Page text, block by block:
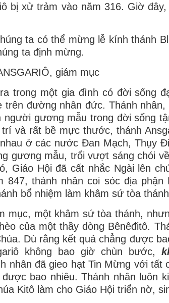
bị xử trảm vào năm 316. Giờ
ta có thể mừng lễ kính thánh
ta định mừng.
giám mục
trong một gia đình có đời sống
trên đường nhân đức. Thánh
người gương mẫu trong đời sống
trí và rất bề mực thước, thánh
ở các nước Đan Mạch, Thụy
gương mẫu, trổi vượt sáng chói
Giáo Hội đã cất nhắc Ngài lên
847, thánh nhân coi sóc địa
bổ nhiệm làm khâm sứ tòa
mục, một khâm sứ tòa thánh,
của một thầy dòng Bênêđitô.
Dù rằng kết quả chẳng được
không bao giờ chùn bước,
nhân đã gieo hạt Tin Mừng với
bao nhiêu. Thánh nhân luôn
Kitô làm cho Giáo Hội triển nờ,